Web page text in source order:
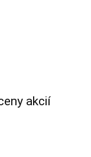
akcií